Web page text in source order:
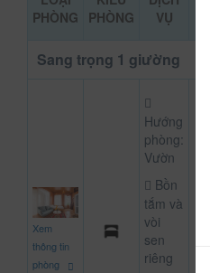
PHÒNG
PHÒNG
VỤ
Sang trọng 1 giường
Xem
thông tin
phòng
Hướng
phòng:
Vườn
Bồn
tắm và
vòi
sen
riêng